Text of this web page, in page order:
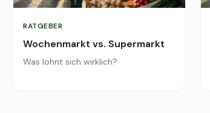
RATGEBER
Wochenmarkt vs. Supermarkt
Was lohnt sich wirklich?